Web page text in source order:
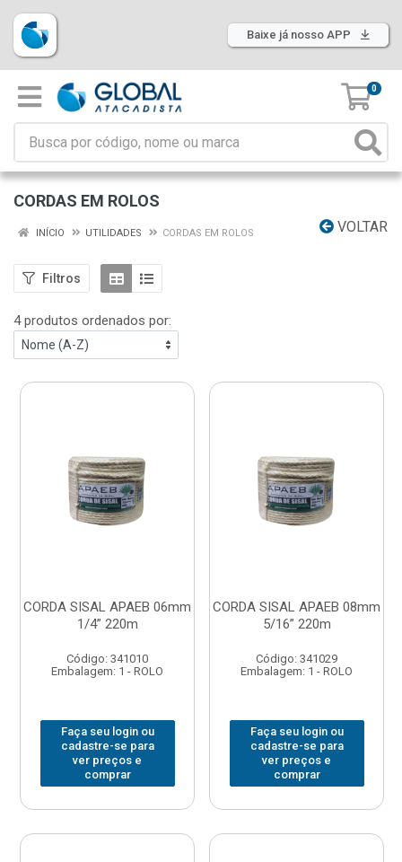
Baixe já nosso APP
0
CORDAS EM ROLOS
VOLTAR
INÍCIO UTILIDADES CORDAS EM ROLOS
Filtros
4 produtos ordenados por:
CORDA SISAL APAEB 06mm
1/4” 220m
Código: 341010
Embalagem: 1 - ROLO
Faça seu login ou
cadastre-se para
ver preços e
comprar
CORDA SISAL APAEB 08mm
5/16” 220m
Código: 341029
Embalagem: 1 - ROLO
Faça seu login ou
cadastre-se para
ver preços e
comprar